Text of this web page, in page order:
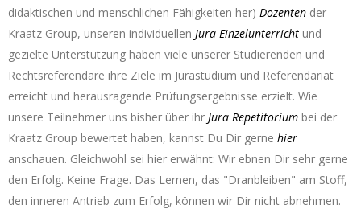
didaktischen und menschlichen Fähigkeiten her) Dozenten der
Kraatz Group, unseren individuellen Jura Einzelunterricht und
gezielte Unterstützung haben viele unserer Studierenden und
Rechtsreferendare ihre Ziele im Jurastudium und Referendariat
erreicht und herausragende Prüfungsergebnisse erzielt. Wie
unsere Teilnehmer uns bisher über ihr Jura Repetitorium bei der
Kraatz Group bewertet haben, kannst Du Dir gerne hier
anschauen. Gleichwohl sei hier erwähnt: Wir ebnen Dir sehr gerne
den Erfolg. Keine Frage. Das Lernen, das "Dranbleiben" am Stoff,
den inneren Antrieb zum Erfolg, können wir Dir nicht abnehmen.